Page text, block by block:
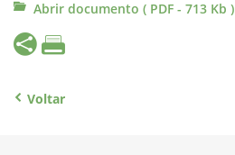
Abrir documento ( PDF - 713 Kb )
Voltar